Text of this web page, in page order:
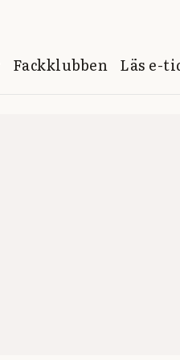
Fackklubben Läs e-